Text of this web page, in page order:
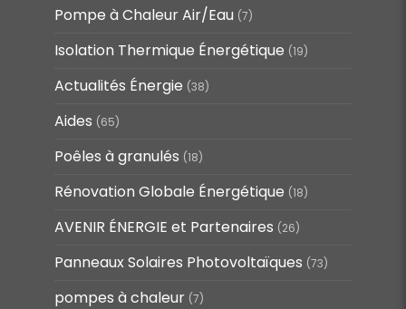
Pompe à Chaleur Air/Eau (7)
Isolation Thermique Énergétique (19)
Actualités Énergie (38)
Aides (65)
Poêles à granulés (18)
Rénovation Globale Énergétique (18)
AVENIR ÉNERGIE et Partenaires (26)
Panneaux Solaires Photovoltaïques (73)
pompes à chaleur (7)